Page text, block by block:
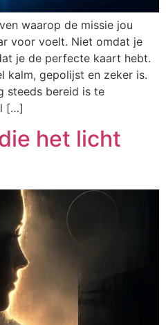
waarop de missie jou
voor voelt. Niet omdat je
je de perfecte kaart hebt.
kalm, gepolijst en zeker is.
steeds bereid is te
[…]
het licht